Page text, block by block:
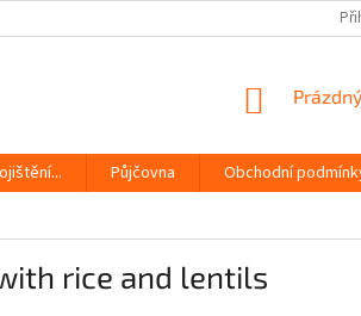
Půjčovna Obchodní
rice and lentils